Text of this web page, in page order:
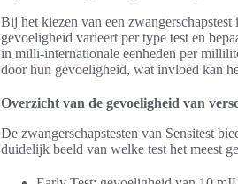
Bij het kiezen van een
gevoeligheid varieert per type test en
in milli-internationale eenheden per
door hun gevoeligheid, wat invloed kan
Overzicht van de gevoeligheid van
De zwangerschapstesten van Sensitest
duidelijk beeld van welke test het meest